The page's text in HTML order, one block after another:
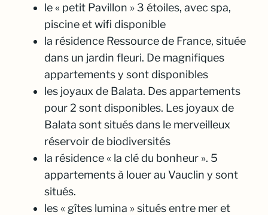
le « petit Pavillon » 3 étoiles, avec spa,
piscine et wifi disponible
la résidence Ressource de France, située
dans un jardin fleuri. De magnifiques
appartements y sont disponibles
les joyaux de Balata. Des appartements
pour 2 sont disponibles. Les joyaux de
Balata sont situés dans le merveilleux
réservoir de biodiversités
la résidence « la clé du bonheur ». 5
appartements à louer au Vauclin y sont
situés.
les « gîtes lumina » situés entre mer et